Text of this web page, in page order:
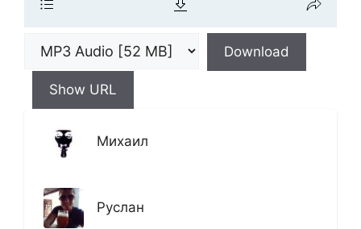
Download
Show URL
Михаил
Руслан